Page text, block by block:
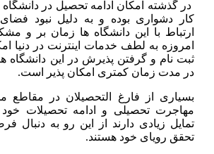
در گذشته امکان ادامه تحصیل در
کار دشواری بوده و به دلیل نبود
ارتباط با این دانشگاه ها زمان بر و
امروزه به لطف خدمات اینترنت در دنیا
ثبت نام و گرفتن پذیرش در این دانشگاه
در مدت زمان کمتری امکان پذیر است.
بسیاری از فارغ التحصیلان در مقاطع
مهاجرت تحصیلی و ادامه تحصیلات
تمایل زیادی دارند از این رو به دنبال
تحقق رویای خود هستند.